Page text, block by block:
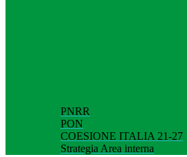
PNRR
PON
COESIONE ITALIA 21-27
Strategia Area interna